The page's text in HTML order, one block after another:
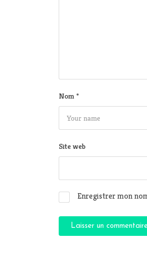
Nom *
Site web
Enregistrer mon